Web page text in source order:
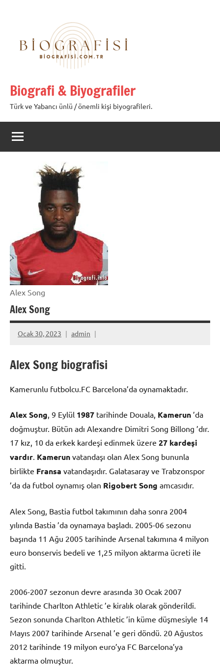
Biografi & Biyografiler
Türk ve Yabancı ünlü / önemli kişi biyografileri.
Alex Song
Alex Song
Ocak 30, 2023 admin
Alex Song biografisi
Kamerunlu futbolcu.FC Barcelona’da oynamaktadır.
Alex Song , 9 Eylül 1987 tarihinde Douala, Kamerun ’da
doğmuştur. Bütün adı Alexandre Dimitri Song Billong ’dır.
17 kız, 10 da erkek kardeşi edinmek üzere 27 kardeşi
vardır Kamerun vatandaşı olan Alex Song bununla
birlikte Fransa vatandaşıdır. Galatasaray ve Trabzonspor
’da da futbol oynamış olan Rigobert Song amcasıdır.
Alex Song, Bastia futbol takımının daha sonra 2004
yılında Bastia ’da oynamaya başladı. 2005-06 sezonu
başında 11 Ağu 2005 tarihinde Arsenal takımına 4 milyon
euro bonservis bedeli ve 1,25 milyon aktarma ücreti ile
gitti.
2006-2007 sezonun devre arasında 30 Ocak 2007
tarihinde Charlton Athletic ’e kiralık olarak gönderildi.
Sezon sonunda Charlton Athletic ’in küme düşmesiyle 14
Mayıs 2007 tarihinde Arsenal ’e geri döndü. 20 Ağustos
2012 tarihinde 19 milyon euro’ya FC Barcelona’ya
aktarma olmuştur.